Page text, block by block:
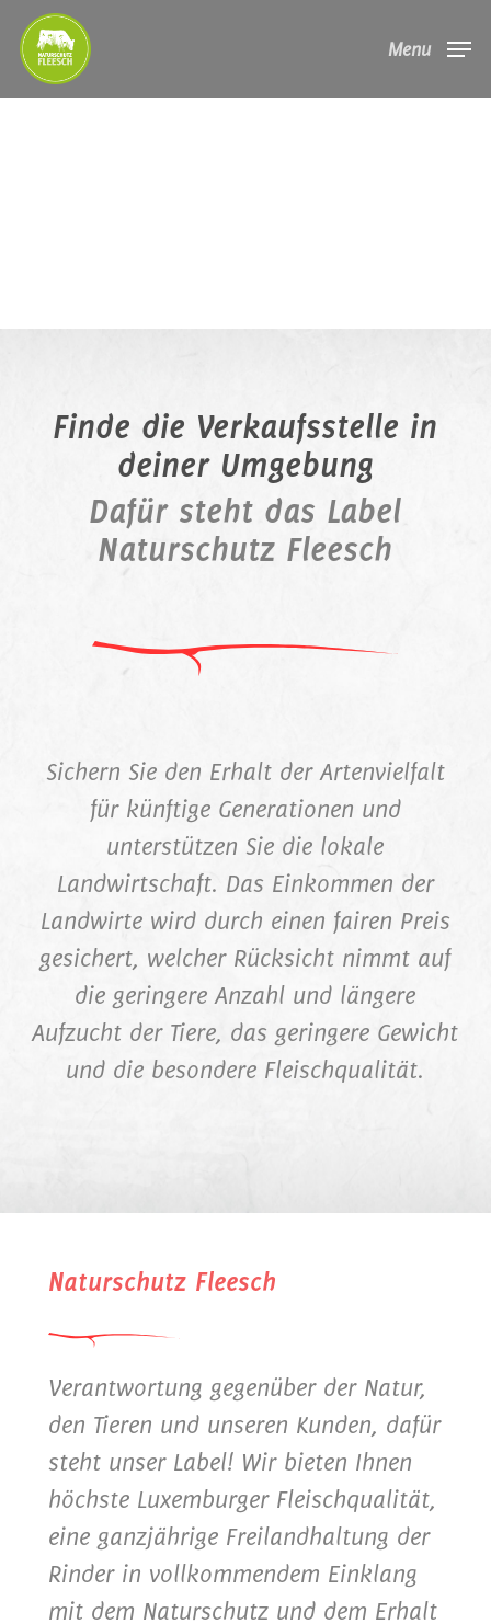
Skip
to
main
Menu
Finde die Verkaufsstelle in
deiner Umgebung
Dafür steht das Label
Naturschutz Fleesch
Sichern Sie den Erhalt der Artenvielfalt
für künftige Generationen und
unterstützen Sie die lokale
Landwirtschaft. Das Einkommen der
Landwirte wird durch einen fairen Preis
gesichert, welcher Rücksicht nimmt auf
die geringere Anzahl und längere
Aufzucht der Tiere, das geringere Gewicht
und die besondere Fleischqualität.
Naturschutz Fleesch
Verantwortung gegenüber der Natur,
den Tieren und unseren Kunden, dafür
steht unser Label! Wir bieten Ihnen
höchste Luxemburger Fleischqualität,
eine ganzjährige Freilandhaltung der
Rinder in vollkommendem Einklang
mit dem Naturschutz und dem Erhalt